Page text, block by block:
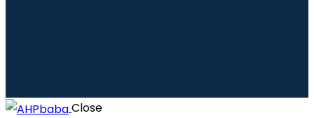
Close